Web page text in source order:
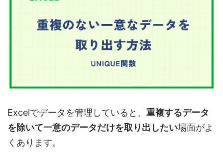
Excelでデータを管理していると、 重複するデータ
を除いて一意のデータだけを取り出したい場面がよ
くあります。